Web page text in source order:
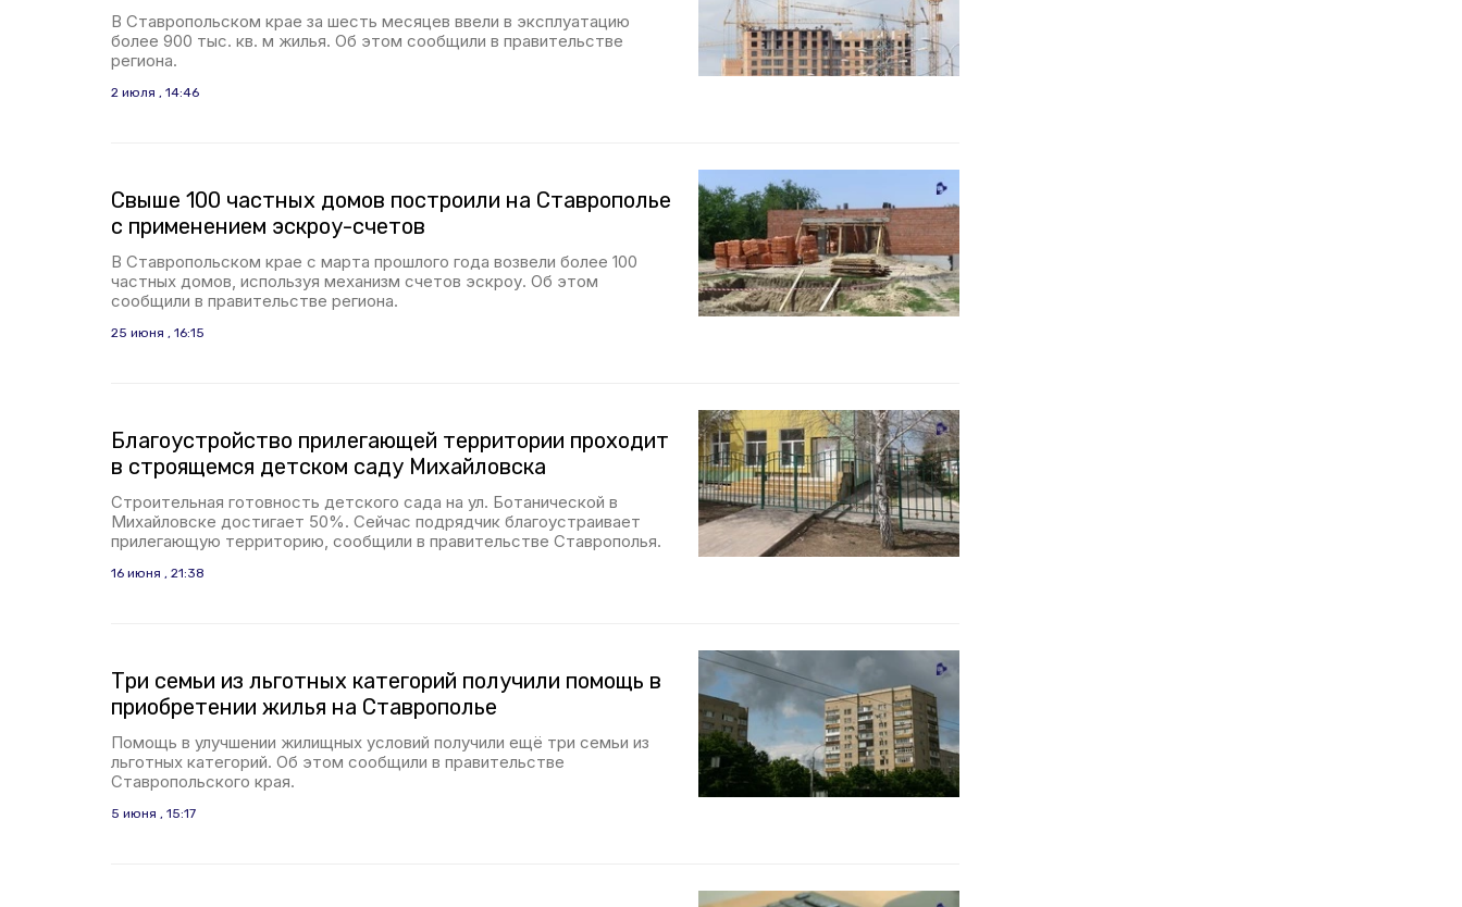
В Ставропольском крае за шесть месяцев ввели в эксплуатацию
более 900 тыс. кв. м жилья. Об этом сообщили в правительстве
региона.
2 июля , 14:46
Свыше 100 частных домов построили на Ставрополье
с применением эскроу-счетов
В Ставропольском крае с марта прошлого года возвели более 100
частных домов, используя механизм счетов эскроу. Об этом
сообщили в правительстве региона.
25 июня , 16:15
Благоустройство прилегающей территории проходит
в строящемся детском саду Михайловска
Строительная готовность детского сада на ул. Ботанической в
Михайловске достигает 50%. Сейчас подрядчик благоустраивает
прилегающую территорию, сообщили в правительстве Ставрополья.
16 июня , 21:38
Три семьи из льготных категорий получили помощь в
приобретении жилья на Ставрополье
Помощь в улучшении жилищных условий получили ещё три семьи из
льготных категорий. Об этом сообщили в правительстве
Ставропольского края.
5 июня , 15:17